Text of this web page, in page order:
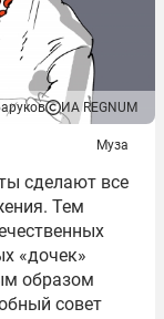
ИА REGNUM
Муза
сделают все
Тем
«дочек»
образом
совет